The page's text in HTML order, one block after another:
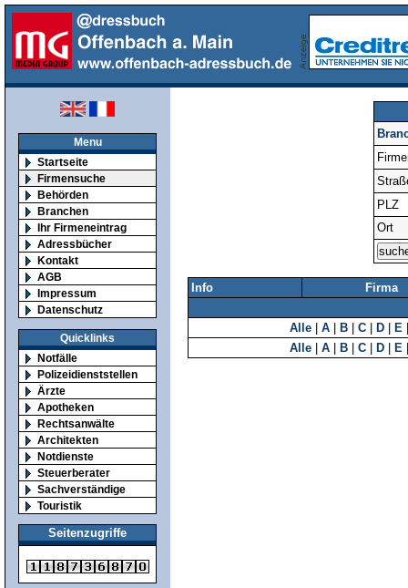
Menu
Startseite
Firmensuche
Behörden
Branchen
Ihr Firmeneintrag
Adressbücher
Kontakt
AGB
Impressum
Datenschutz
Quicklinks
Notfälle
Polizeidienststellen
Ärzte
Apotheken
Rechtsanwälte
Architekten
Notdienste
Steuerberater
Sachverständige
Touristik
Seitenzugriffe
PLZ
Ort
Info Firma
Alle A B C D E
Alle
A B C D E